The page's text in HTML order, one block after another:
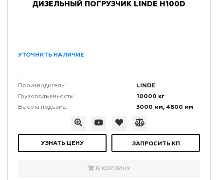
ДИЗЕЛЬНЫЙ ПОГРУЗЧИК LINDE H100D
УТОЧНИТЬ НАЛИЧИЕ
:
Производитель:
LINDE
Грузоподъемность: 10000 кг
Высота подъема: 3000 мм, 4800 мм
УЗНАТЬ ЦЕНУ ЗАПРОСИТЬ КП
В КОРЗИНУ